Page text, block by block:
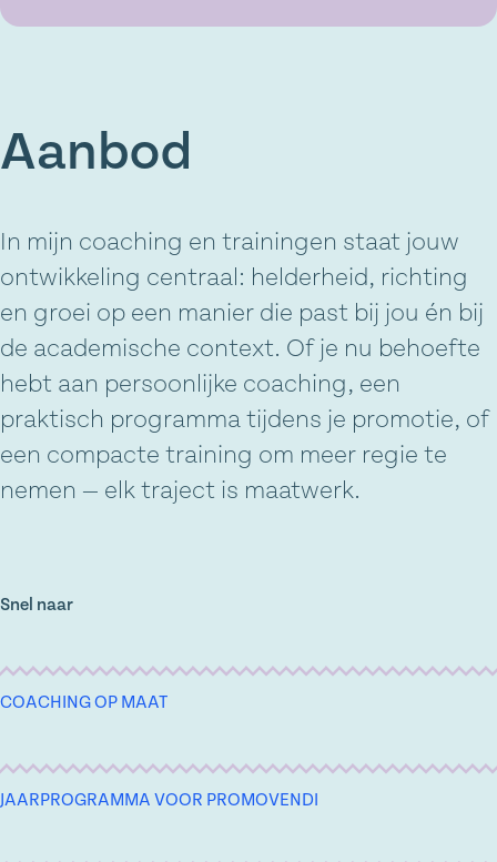
Aanbod
In mijn coaching en trainingen staat jouw
ontwikkeling centraal: helderheid, richting
en groei op een manier die past bij jou én bij
de academische context. Of je nu behoefte
hebt aan persoonlijke coaching, een
praktisch programma tijdens je promotie, of
een compacte training om meer regie te
nemen — elk traject is maatwerk.
Snel naar
COACHING OP MAAT
JAARPROGRAMMA VOOR PROMOVENDI